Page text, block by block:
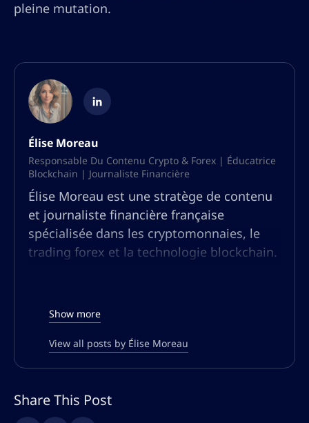
pleine mutation.
Élise Moreau
Responsable Du Contenu Crypto & Forex | Éducatrice
Blockchain | Journaliste Financière
Élise Moreau est une stratège de contenu
et journaliste financière française
spécialisée dans les cryptomonnaies, le
trading forex et la technologie blockchain.
analysé les tendances du marché, rédigé
des rapports approfondis et éduqué les
traders sur l’évolution des actifs
numériques.
Reconnue pour sa capacité à simplifier des
Show more
View all posts by Élise Moreau
Share This Post